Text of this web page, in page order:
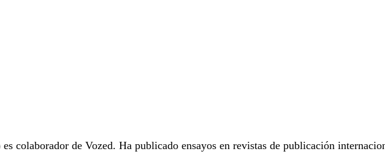
colaborador de Vozed. Ha publicado ensayos en revistas de publicación